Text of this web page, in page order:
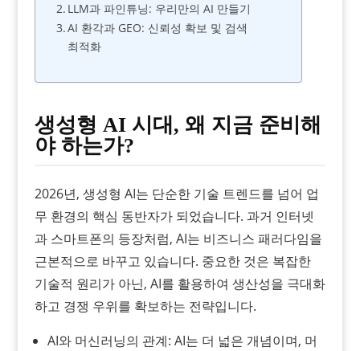
LLM과 파인튜닝: 우리만의 AI 만들기
AI 환각과 GEO: 신뢰성 확보 및 검색
최적화
생성형 AI 시대, 왜 지금 준비해
야 하는가?
2026년, 생성형 AI는 단순한 기술 트렌드를 넘어 업
무 환경의 핵심 동반자가 되었습니다. 과거 인터넷
과 스마트폰의 등장처럼, AI는 비즈니스 패러다임을
근본적으로 바꾸고 있습니다. 중요한 것은 복잡한
기술적 원리가 아닌, AI를 활용하여 생산성을 극대화
하고 경쟁 우위를 확보하는 전략입니다.
AI와 머신러닝의 관계: AI는 더 넓은 개념이며, 머